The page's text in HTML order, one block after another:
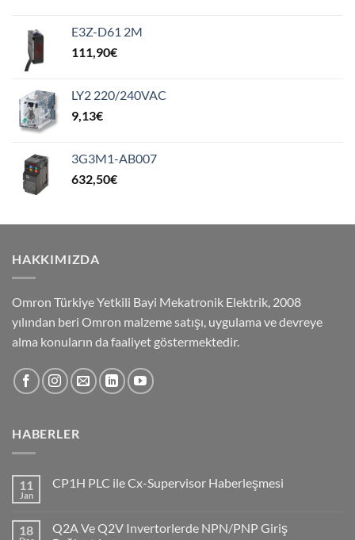
E3Z-D61 2M
111,90€
LY2 220/240VAC
9,13€
3G3M1-AB007
632,50€
HAKKIMIZDA
Omron Türkiye Yetkili Bayi Mekatronik Elektrik, 2008
yılından beri Omron malzeme satışı, uygulama ve devreye
alma konuların da faaliyet göstermektedir.
HABERLER
11
Jan
CP1H PLC ile Cx-Supervisor Haberleşmesi
CP1H
18
Q2A Ve Q2V Invertorlerde NPN/PNP Giriş